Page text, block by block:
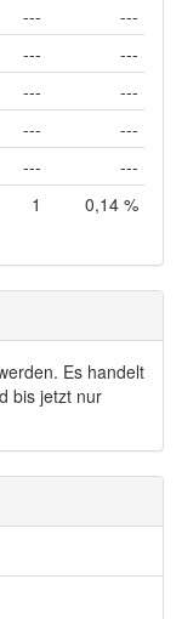
---
---
---
---
---
---
---
---
---
---
1 0,14 %
Es handelt
bis jetzt nur